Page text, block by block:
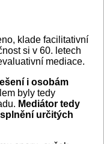
klade facilitativní
si v 60. letech
mediace.
i osobám
byly tedy
Mediátor tedy
určitých